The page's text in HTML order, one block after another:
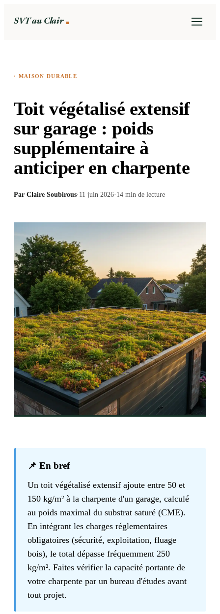
SVT au Clair
· MAISON DURABLE
Toit végétalisé extensif
sur garage : poids
supplémentaire à
anticiper en charpente
Par Claire Soubirous· 11 juin 2026· 14 min de lecture
📌 En bref
Un toit végétalisé extensif ajoute entre 50 et
150 kg/m² à la charpente d'un garage, calculé
au poids maximal du substrat saturé (CME).
En intégrant les charges réglementaires
obligatoires (sécurité, exploitation, fluage
bois), le total dépasse fréquemment 250
kg/m². Faites vérifier la capacité portante de
votre charpente par un bureau d'études avant
tout projet.